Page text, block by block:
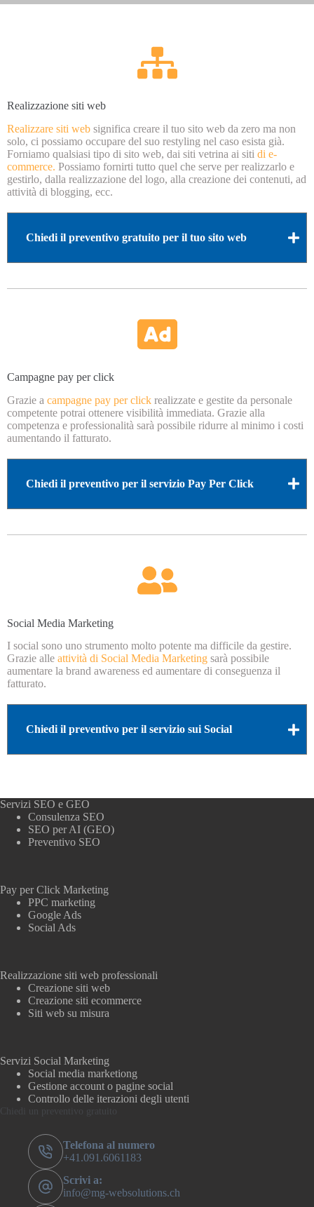
Realizzazione siti web
Realizzare siti web significa creare il tuo sito web da zero ma non
solo, ci possiamo occupare del suo restyling nel caso esista già.
Forniamo qualsiasi tipo di sito web, dai siti vetrina ai siti di e-
commerce. Possiamo fornirti tutto quel che serve per realizzarlo e
gestirlo, dalla realizzazione del logo, alla creazione dei contenuti, ad
attività di blogging, ecc.
Chiedi il preventivo gratuito per il tuo sito web
Campagne pay per click
Grazie a campagne pay per click realizzate e gestite da personale
competente potrai ottenere visibilità immediata. Grazie alla
competenza e professionalità sarà possibile ridurre al minimo i costi
aumentando il fatturato.
Chiedi il preventivo per il servizio Pay Per Click
Social Media Marketing
I social sono uno strumento molto potente ma difficile da gestire.
Grazie alle attività di Social Media Marketing sarà possibile
aumentare la brand awareness ed aumentare di conseguenza il
fatturato.
Chiedi il preventivo per il servizio sui Social
Servizi SEO e GEO
Consulenza SEO
SEO per AI (GEO)
Preventivo SEO
Pay per Click Marketing
PPC marketing
Google Ads
Social Ads
Realizzazione siti web professionali
Creazione siti web
Creazione siti ecommerce
Siti web su misura
Servizi Social Marketing
Social media marketiong
Gestione account o pagine social
Controllo delle iterazioni degli utenti
Chiedi un preventivo gratuito
Telefona al numero
+41.091.6061183
Scrivi a:
info@mg-websolutions.ch